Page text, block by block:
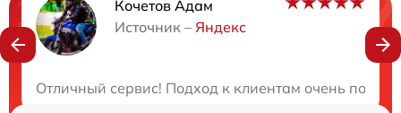
Кочетов Адам
Источник – Яндекс
Отличный сервис! Подход к клиентам очень
Нужна консультация?